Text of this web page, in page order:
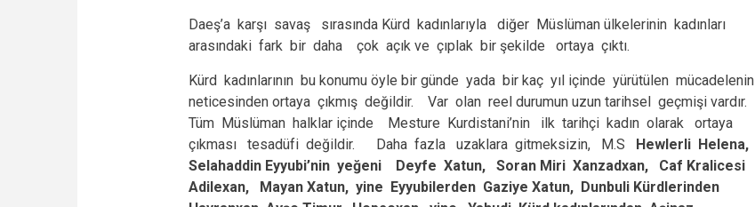
Daeş’a karşı savaş sırasında Kürd kadınlarıyla diğer Müslüman ülkelerinin kadınları
arasındaki fark bir daha çok açık ve çıplak bir şekilde ortaya çıktı.
Kürd kadınlarının bu konumu öyle bir günde yada bir kaç yıl içinde yürütülen mücadelenin
neticesinden ortaya çıkmış değildir. Var olan reel durumun uzun tarihsel geçmişi vardır.
Tüm Müslüman halklar içinde Mesture Kurdistani’nin ilk tarihçi kadın olarak ortaya
çıkması tesadüfi değildir. Daha fazla uzaklara gitmeksizin, M.S Hewlerli Helena,
Selahaddin Eyyubi’nin yeğeni Deyfe Xatun, Soran Miri Xanzadxan, Caf Kralicesi
Adilexan, Mayan Xatun, yine Eyyubilerden Gaziye Xatun, Dunbuli Kürdlerinden